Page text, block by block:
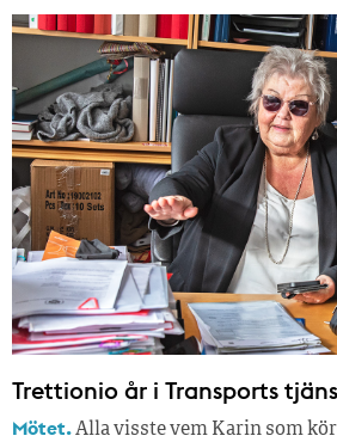
Trettionio år i Transports
Mötet.Alla visste vem Karin som